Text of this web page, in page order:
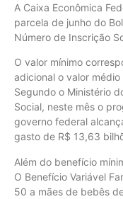
A Caixa Econômica
parcela de junho do
Número de Inscrição
O valor mínimo
adicional o valor
Segundo o Ministério
Social, neste mês o
governo federal
gasto de R$ 13,63
Além do benefício
O Benefício Variável
50 a mães de bebês